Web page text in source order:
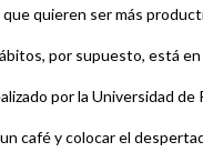
quieren ser más
por supuesto, está
por la Universidad
café y colocar el